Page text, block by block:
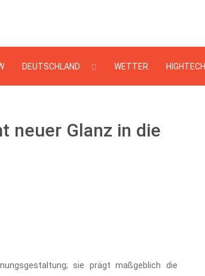
DEUTSCHLAND WETTER HIGHTECH
neuer Glanz in die
sie prägt maßgeblich die